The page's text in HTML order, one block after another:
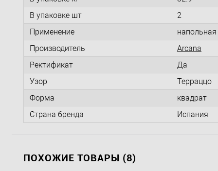
В упаковке шт
2
Применение
напольная
Производитель
Arcana
Ректификат
Да
Узор
Терраццо
Форма
квадрат
Страна бренда
Испания
ПОХОЖИЕ ТОВАРЫ (8)